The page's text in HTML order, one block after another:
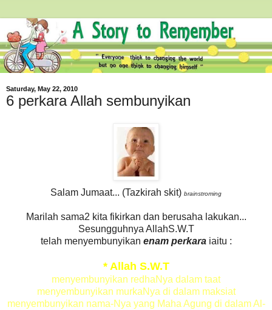
Saturday, May 22, 2010
6 perkara Allah sembunyikan
Salam Jumaat... (Tazkirah skit) brainstroming
Marilah sama2 kita fikirkan dan berusaha lakukan...
Sesungguhnya AllahS.W.T
telah menyembunyikan enam perkaraiaitu :
* Allah S.W.T
menyembunyikan redhaNya dalam taat
menyembunyikan murkaNya di dalam maksiat
menyembunyikan nama-Nya yang Maha Agung di dalam Al-